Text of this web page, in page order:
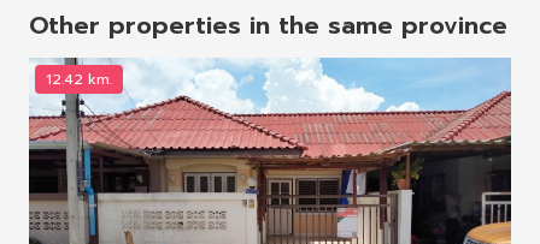
Other properties in the same province
12.42 km.